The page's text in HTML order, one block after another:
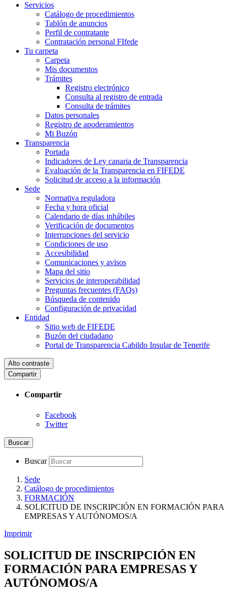
Servicios
Catálogo de procedimientos
Tablón de anuncios
Perfil de contratante
Contratación personal FIfede
Tu carpeta
Carpeta
Mis documentos
Trámites
Registro electrónico
Consulta al registro de entrada
Consulta de trámites
Datos personales
Registro de apoderamientos
Mi Buzón
Transparencia
Portada
Indicadores de Ley canaria de Transparencia
Evaluación de la Transparencia en FIFEDE
Solicitud de acceso a la información
Sede
Normativa reguladora
Fecha y hora oficial
Calendario de días inhábiles
Verificación de documentos
Interrupciones del servicio
Condiciones de uso
Accesibilidad
Comunicaciones y avisos
Mapa del sitio
Servicios de interoperabilidad
Preguntas frecuentes (FAQs)
Búsqueda de contenido
Configuración de privacidad
Entidad
Sitio web de FIFEDE
Buzón del ciudadano
Portal de Transparencia Cabildo Insular de Tenerife
Alto contraste
Compartir
Compartir
Facebook
Twitter
Buscar
Buscar
Sede
Catálogo de procedimientos
FORMACIÓN
SOLICITUD DE INSCRIPCIÓN EN FORMACIÓN PARA
EMPRESAS Y AUTÓNOMOS/A
Imprimir
SOLICITUD DE INSCRIPCIÓN EN
FORMACIÓN PARA EMPRESAS Y
AUTÓNOMOS/A